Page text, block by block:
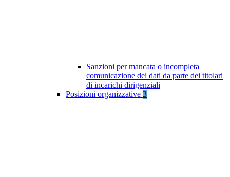
Sanzioni per mancata o incompleta
comunicazione dei dati da parte dei titolari
di incarichi dirigenziali
Posizioni organizzative 3